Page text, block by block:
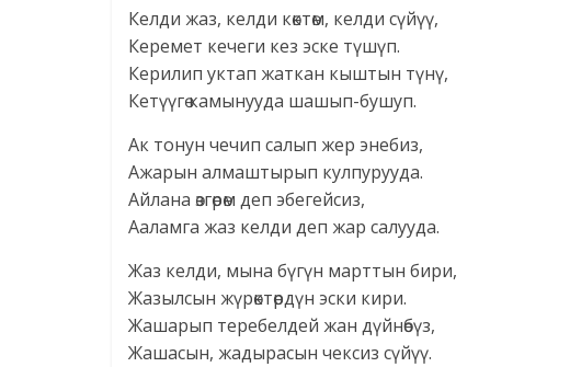
Келди жаз, келди көктөм, келди сүйүү,
Керемет кечеги кез эске түшүп.
Керилип уктап жаткан кыштын түнү,
Кетүүгө камынууда шашып-бушуп.
Ак тонун чечип салып жер энебиз,
Ажарын алмаштырып кулпурууда.
Айлана өзгөрөм деп эбегейсиз,
Ааламга жаз келди деп жар салууда.
Жаз келди, мына бүгүн марттын бири,
Жазылсын жүрөктөрдүн эски кири.
Жашарып теребелдей жан дүйнөбүз,
Жашасын, жадырасын чексиз сүйүү.